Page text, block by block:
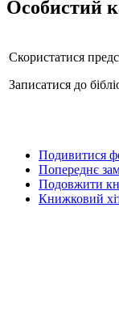
Особистий
Скористатися
Записатися до
Подивитися
Попереднє
Подовжити
Книжковий